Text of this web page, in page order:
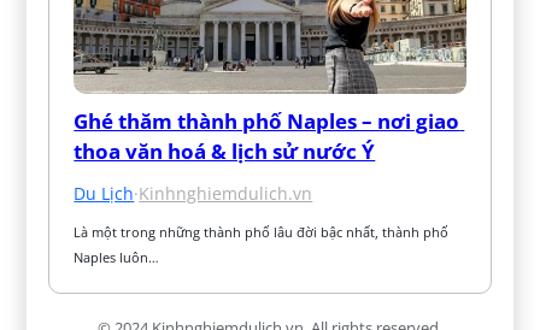
Ghé thăm thành phố Naples – nơi giao
thoa văn hoá & lịch sử nước Ý
Du Lịch·Kinhnghiemdulich.vn
Là một trong những thành phố lâu đời bậc nhất, thành phố
Naples luôn…